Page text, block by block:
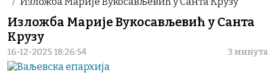
Изложба Марије Вукосављевић у Санта
Крузу
16-12-2025 18:26:54 3 минута